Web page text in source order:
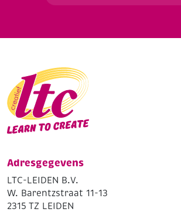
Adresgegevens
LTC-LEIDEN B.V.
W. Barentzstraat 11-13
2315 TZ LEIDEN